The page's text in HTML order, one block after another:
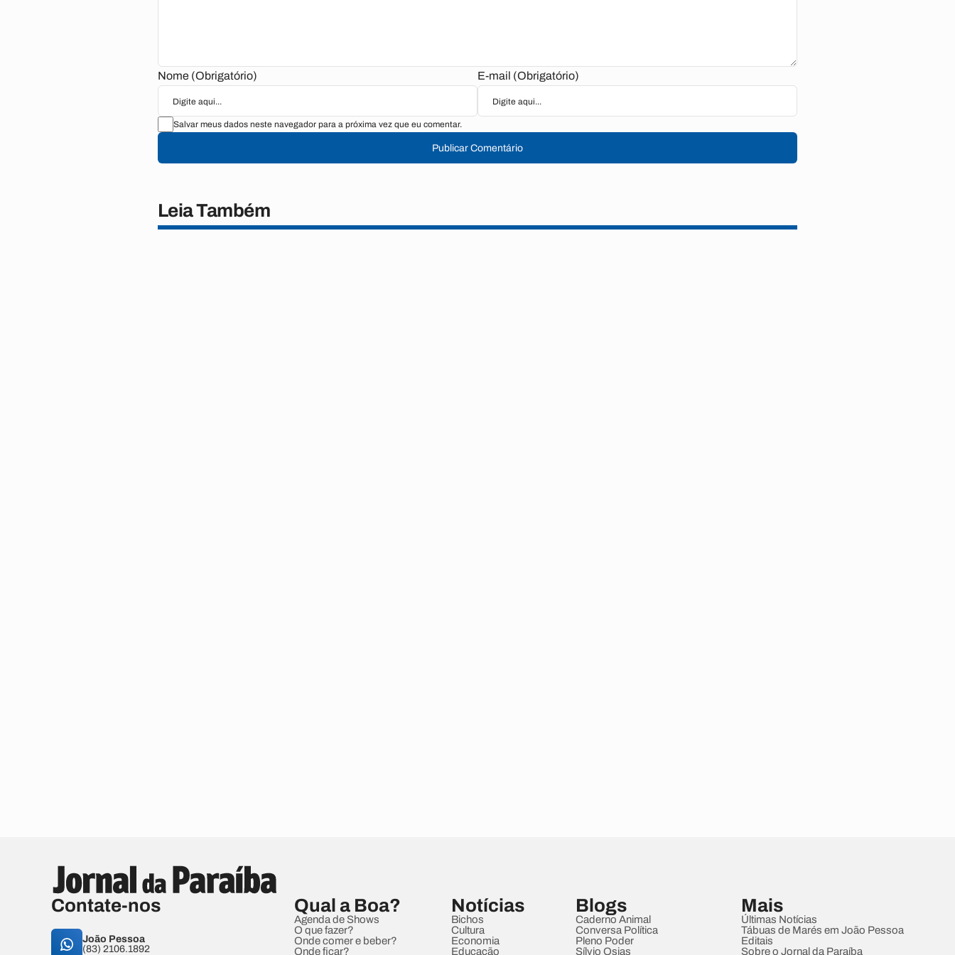
Nome (Obrigatório) E-mail (Obrigatório)
Salvar meus dados neste navegador para a próxima vez que eu comentar.
Publicar Comentário
Leia Também
Contate-nos
João Pessoa
(83) 2106.1892
Qual a Boa?
Agenda de Shows
O que fazer?
Onde comer e beber?
Onde ficar?
Notícias
Bichos
Cultura
Economia
Educação
Blogs
Caderno Animal
Conversa Política
Pleno Poder
Sílvio Osias
Mais
Últimas Notícias
Tábuas de Marés em João Pessoa
Editais
Sobre o Jornal da Paraíba